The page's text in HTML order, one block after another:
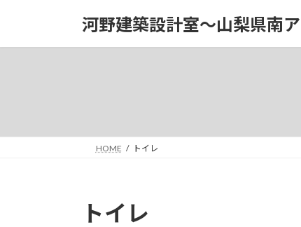
河野建築設計室～山梨県南
HOME トイレ
トイレ